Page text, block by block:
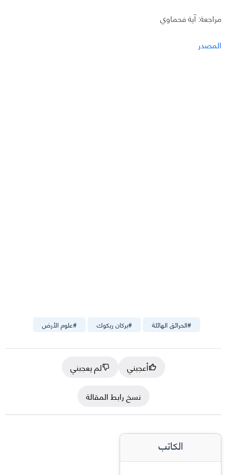
مراجعة: آية فحماوي
المصدر
#علوم الأرض #بركان ريكوك #الحرائق الهائلة
أعجبني
لم يعجبني
نسخ رابط المقالة
الكاتب